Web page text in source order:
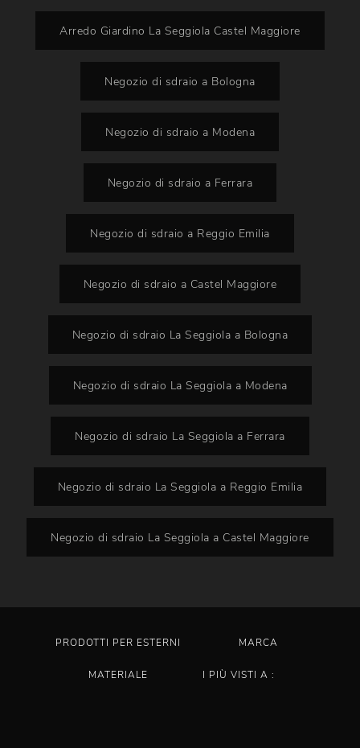
Arredo Giardino La Seggiola Castel Maggiore
Negozio di sdraio a Bologna
Negozio di sdraio a Modena
Negozio di sdraio a Ferrara
Negozio di sdraio a Reggio Emilia
Negozio di sdraio a Castel Maggiore
Negozio di sdraio La Seggiola a Bologna
Negozio di sdraio La Seggiola a Modena
Negozio di sdraio La Seggiola a Ferrara
Negozio di sdraio La Seggiola a Reggio Emilia
Negozio di sdraio La Seggiola a Castel Maggiore
PRODOTTI PER ESTERNI MARCA
MATERIALE I PIÙ VISTI A :